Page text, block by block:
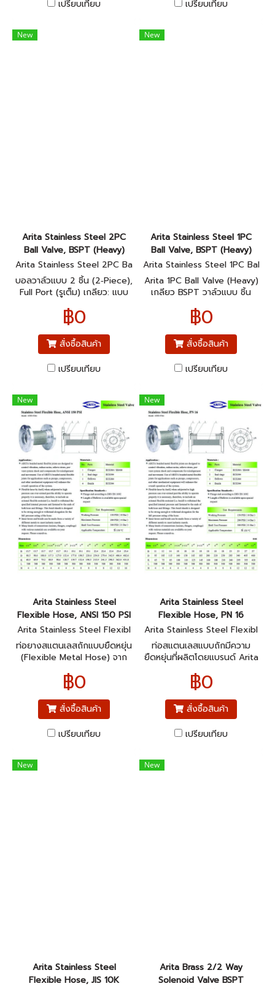
เปรียบเทียบ เปรียบเทียบ
New
Arita Stainless Steel 2PC
Ball Valve, BSPT (Heavy)
Arita Stainless Steel 2PC Ba
ll Valve, BSPT (Heavy)
บอลวาล์วแบบ 2 ชิ้น (2‑Piece),
Full Port (รูเต็ม) เกลียว: แบบ
Tapered) ยี่ห้อ Arita
฿0
สั่งซื้อสินค้า
เปรียบเทียบ
New
Arita Stainless Steel 1PC
Ball Valve, BSPT (Heavy)
Arita Stainless Steel 1PC Bal
l Valve, BSPT (Heavy)
Arita 1PC Ball Valve (Heavy)
เกลียว BSPT วาล์วแบบ ชิ้น
ใช้งานง่าย ติดตั้งสะดวก
฿0
สั่งซื้อสินค้า
เปรียบเทียบ
New
Arita Stainless Steel
Flexible Hose, ANSI 150 PSI
Arita Stainless Steel Flexibl
e Hose, ANSI 150 PSI
ท่อยางสแตนเลสถักแบบยืดหยุ่น
(Flexible Metal Hose) จาก
สำหรับระบบท่อในงาน
อุตสาหกรรมทั่วไป โดยสามารถ
ทนแรงดันสูงสุดได้ที่ 150 PSI
ตามมาตรฐาน ANSI (American
National Standards
Institute)
฿0
สั่งซื้อสินค้า
เปรียบเทียบ
New
Arita Stainless Steel
Flexible Hose, PN 16
Arita Stainless Steel Flexibl
e Hose, PN 16
ท่อสแตนเลสแบบถักมีความ
ยืดหยุ่นที่ผลิตโดยแบรนด์ Arita
ที่ต้องการความยืดหยุ่นในการต่อ
ท่อ และทนต่อแรงดันได้ดี
฿0
สั่งซื้อสินค้า
เปรียบเทียบ
New
Arita Stainless Steel
Flexible Hose, JIS 10K
New
Arita Brass 2/2 Way
Solenoid Valve BSPT